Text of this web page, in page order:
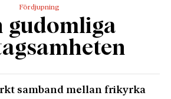
Fördjupning
gudomliga
samband mellan frikyrka